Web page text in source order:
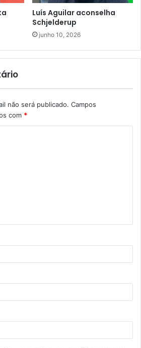
Luís Aguilar aconselha
Schjelderup
junho 10, 2026
não será publicado. Campos
com *